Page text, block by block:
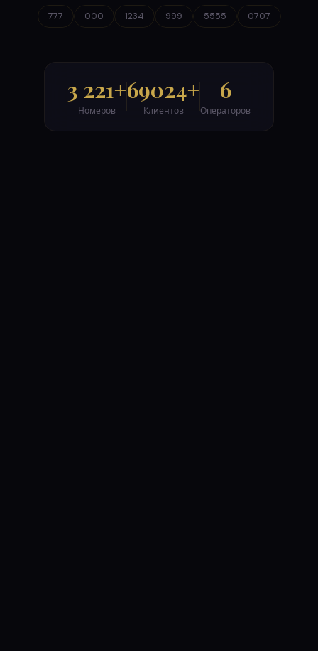
777 000 1234 999 5555 0707
3 221+
Номеров
69024+
Клиентов
6
Операторов